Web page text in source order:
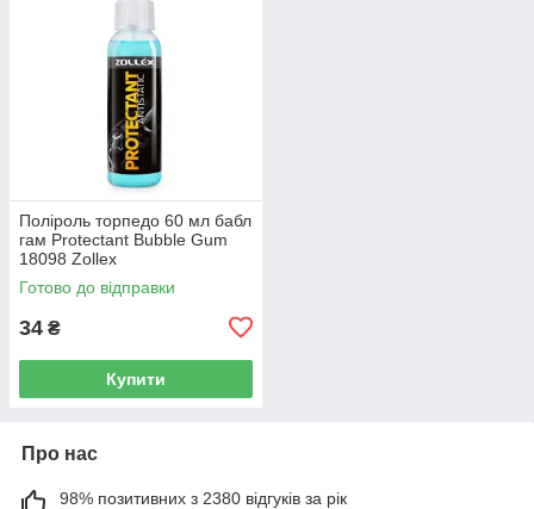
Поліроль торпедо 60 мл бабл
гам Protectant Bubble Gum
18098 Zollex
Готово до відправки
34 ₴
Купити
Про нас
98% позитивних з 2380 відгуків за рік